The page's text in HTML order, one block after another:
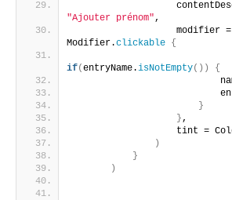
"Ajouter prénom",
                   modifier =
Modifier.clickable {
if(entryName.isNotEmpty())
{
}
},
tint =
)
}
)